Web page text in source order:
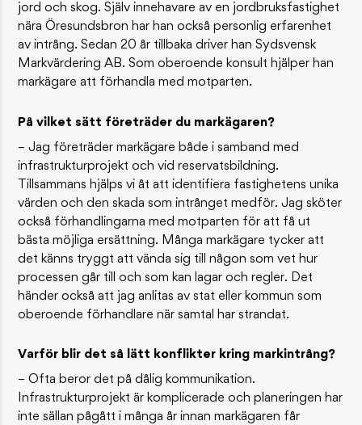
jord och skog. Själv innehavare av en jordbruksfastighet
nära Öresundsbron har han också personlig erfarenhet
av intrång. Sedan 20 år tillbaka driver han Sydsvensk
Markvärdering AB. Som oberoende konsult hjälper han
markägare att förhandla med motparten.
På vilket sätt företräder du markägaren?
– Jag företräder markägare både i samband med
infrastrukturprojekt och vid reservatsbildning.
Tillsammans hjälps vi åt att identifiera fastighetens unika
värden och den skada som intrånget medför. Jag sköter
också förhandlingarna med motparten för att få ut
bästa möjliga ersättning. Många markägare tycker att
det känns tryggt att vända sig till någon som vet hur
processen går till och som kan lagar och regler. Det
händer också att jag anlitas av stat eller kommun som
oberoende förhandlare när samtal har strandat.
Varför blir det så lätt konflikter kring markintrång?
– Ofta beror det på dålig kommunikation.
Infrastrukturprojekt är komplicerade och planeringen har
inte sällan pågått i många år innan markägaren får